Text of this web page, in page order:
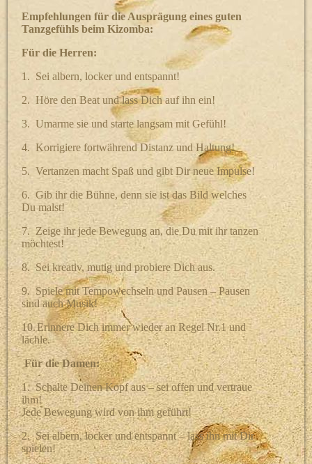
Empfehlungen für die Ausprägung eines guten
Tanzgefühls beim Kizomba:
Für die Herren:
1. Sei albern, locker und entspannt!
2. Höre den Beat und lass Dich auf ihn ein!
3. Umarme sie und starte langsam mit Gefühl!
4. Korrigiere fortwährend Distanz und Haltung!
5. Vertanzen macht Spaß und gibt Dir neue Impulse!
6. Gib ihr die Bühne, denn sie ist das Bild welches
Du malst!
7. Zeige ihr jede Bewegung an, die Du mit ihr tanzen
möchtest!
8. Sei kreativ, mutig und probiere Dich aus.
9. Spiele mit Tempowechseln und Pausen – Pausen
sind auch Musik!
10.Erinnere Dich immer wieder an Regel Nr.1 und
lächle.
Für die Damen:
1. Schalte Deinen Kopf aus – sei offen und vertraue
ihm!
Jede Bewegung wird von ihm geführt!
2. Sei albern, locker und entspannt – lass ihn mit Dir
spielen!